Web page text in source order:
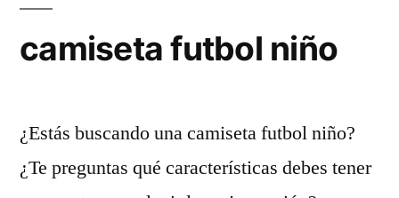
camiseta futbol niño
¿Estás buscando una camiseta futbol niño?
¿Te preguntas qué características debes tener